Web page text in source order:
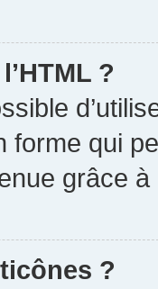
?
forme qui
grâce à
?